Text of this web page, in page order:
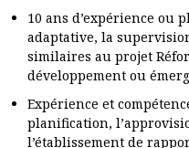
10 ans d’expérience ou
adaptative, la
similaires au projet
développement ou
Expérience et
planification,
l’établissement de